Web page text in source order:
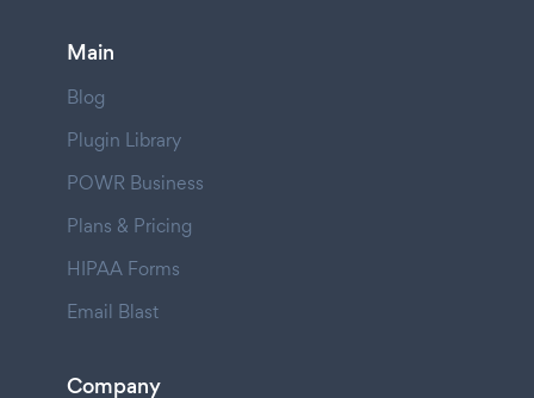
Main
Blog
Plugin Library
POWR Business
Plans & Pricing
HIPAA Forms
Email Blast
Company